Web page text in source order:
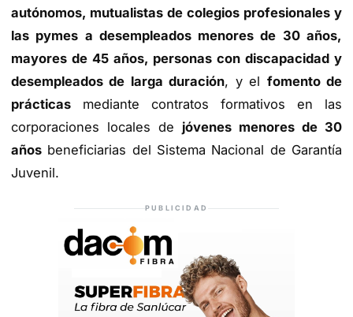
autónomos, mutualistas de colegios profesionales y
las pymes a desempleados menores de 30 años,
mayores de 45 años, personas con discapacidad y
desempleados de larga duración, y el fomento de
prácticas mediante contratos formativos en las
corporaciones locales de jóvenes menores de 30
años beneficiarias del Sistema Nacional de Garantía
Juvenil.
PUBLICIDAD